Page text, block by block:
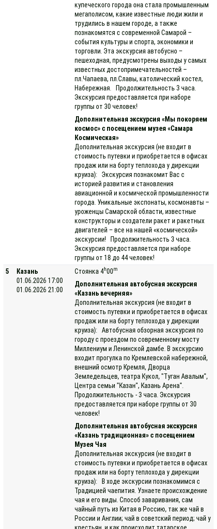
купеческого города она стала промышленным
мегаполисом, какие известные люди жили и
трудились в нашем городе, а также
познакомятся с современной Самарой –
события культуры и спорта, экономики и
торговли. Эта экскурсия автобусно –
пешеходная, предусмотрены выходы у самых
известных достопримечательностей –
пл.Чапаева, пл.Славы, католический костел,
Набережная. Продолжительность 3 часа.
Экскурсия предоставляется при наборе
группы от 30 человек!
Дополнительная экскурсия «Мы покоряем
космос» с посещением музея «Самара
Космическая»
Дополнительная экскурсия (не входит в
стоимость путевки и приобретается в офисах
продаж или на борту теплохода у дирекции
круиза): Экскурсия познакомит Вас с
историей развития и становления
авиационной и космической промышленности
города. Уникальные экспонаты, космонавты –
уроженцы Самарской области, известные
конструкторы и создатели ракет и ракетных
двигателей – все на нашей «космической»
экскурсии! Продолжительность 3 часа.
Экскурсия предоставляется при наборе
группы от 18 до 44 человек!
5
Казань
01.06.2026 17:00
01.06.2026 21:00
Стоянка 4h00m
Дополнительная автобусная экскурсия
«Казань вечерняя»
Дополнительная экскурсия (не входит в
стоимость путевки и приобретается в офисах
продаж или на борту теплохода у дирекции
круиза): Автобусная обзорная экскурсия по
городу с проездом по современному мосту
Миллениум и Ленинской дамбе. В экскурсию
входит прогулка по Кремлевской набережной,
внешний осмотр Кремля, Дворца
Земледельцев, театра Кукол, "Туган Авалым",
Центра семьи "Казан", Казань Арена".
Продолжительность - 3 часа. Экскурсия
предоставляется при наборе группы от 30
человек!
Дополнительная автобусная экскурсия
«Казань традиционная» с посещением
Музея Чая
Дополнительная экскурсия (не входит в
стоимость путевки и приобретается в офисах
продаж или на борту теплохода у дирекции
круиза): В ходе экскурсии познакомимся с
Традицией чаепития. Узнаете происхождение
чая и его виды. Способ заваривания, сам
чайный путь из Китая в Россию, так же чай в
России и Англии; чай в советский период; чай у
крестьян, и как происходит татарское